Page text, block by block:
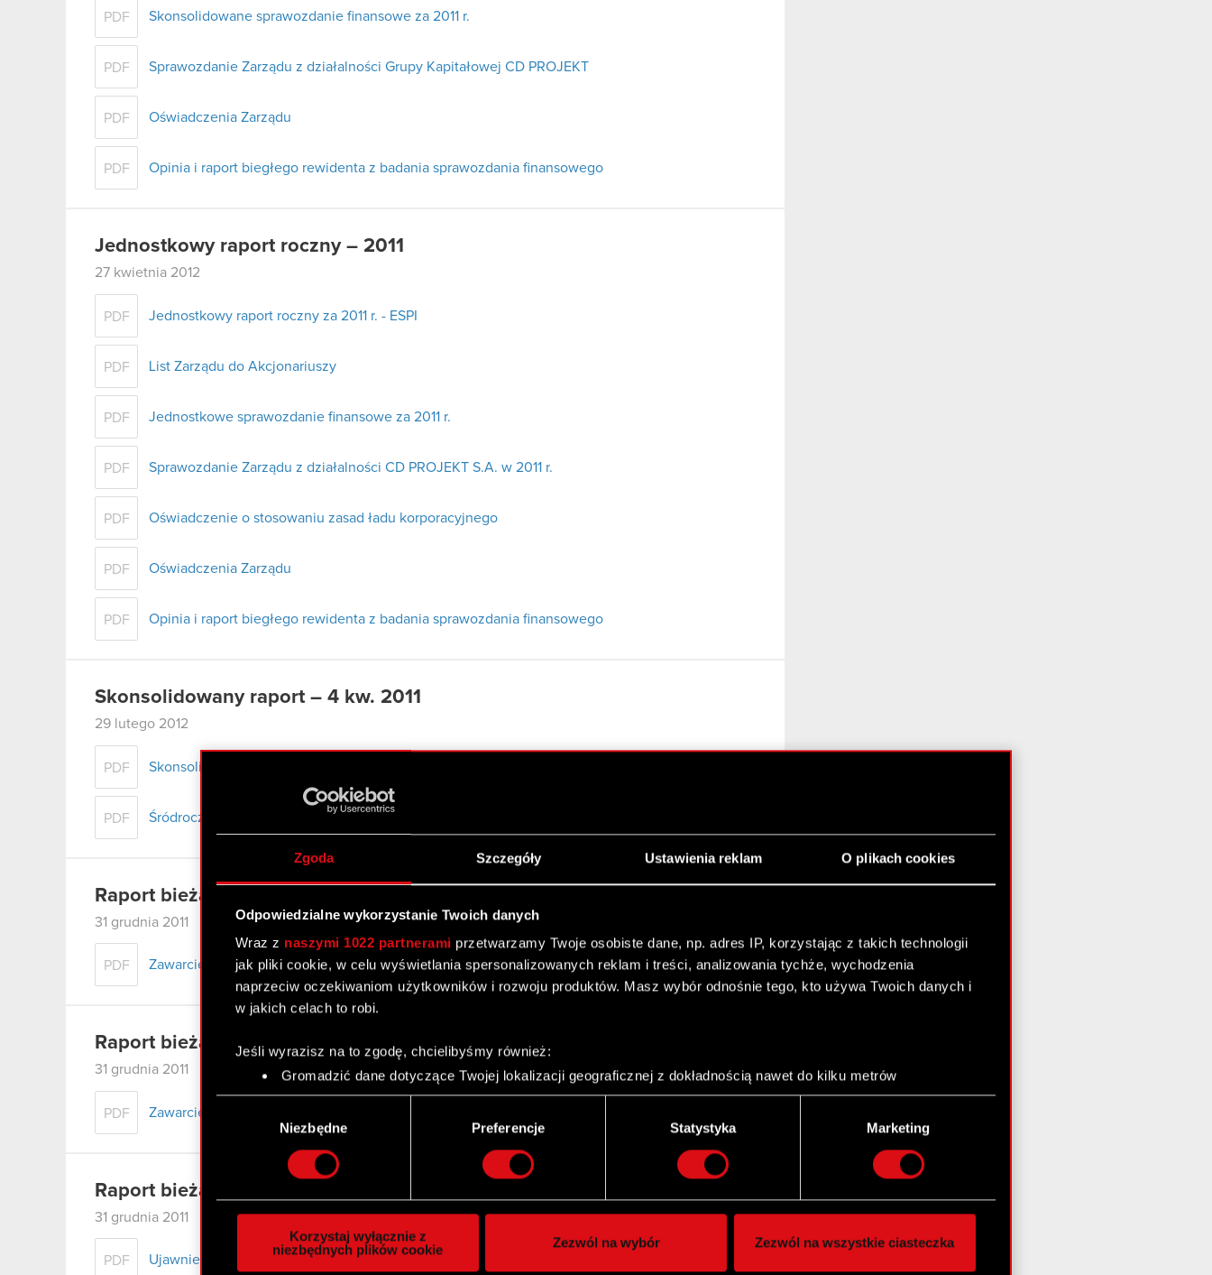
Zgoda Szczegóły Ustawienia reklam O plikach cookies
Odpowiedzialne wykorzystanie Twoich danych
Wraz z naszymi 1022 partnerami przetwarzamy Twoje osobiste dane, np. adres IP, korzystając z takich technologii
jak pliki cookie, w celu wyświetlania spersonalizowanych reklam i treści, analizowania tychże, wychodzenia
naprzeciw oczekiwaniom użytkowników i rozwoju produktów. Masz wybór odnośnie tego, kto używa Twoich danych i
w jakich celach to robi.
Jeśli wyrazisz na to zgodę, chcielibyśmy również:
Gromadzić dane dotyczące Twojej lokalizacji geograficznej z dokładnością nawet do kilku metrów
Identyfikować Twoje urządzenie, aktywnie analizując charakteryzującego je zbiory danych (fingerprinting,
Dowiedz się więcej odnośnie tego, jak Twoje osobiste dane są przetwarzane oraz ustaw własne preferencje w
szczegółów . W Deklaracji plików cookie możesz zmienić lub wycofać swoją zgodę w dowolnej chwili.
Wykorzystujemy pliki cookie do spersonalizowania treści i reklam, aby oferować funkcje społecznościowe i
społecznościowym, reklamowym i analitycznym. Partnerzy mogą połączyć te informacje z innymi danymi
otrzymanymi od Ciebie lub uzyskanymi podczas korzystania z ich usług. Kontynuując korzystanie z naszej witryny,
Niezbędne Preferencje Statystyka Marketing
Korzystaj wyłącznie z
niezbędnych plików cookie
Zezwól na wybór Zezwól na wszystkie ciasteczka
PDF Skonsolidowane sprawozdanie finansowe za 2011 r.
PDF Sprawozdanie Zarządu z działalności Grupy Kapitałowej CD PROJEKT
PDF Oświadczenia Zarządu
PDF Opinia i raport biegłego rewidenta z badania sprawozdania finansowego
Jednostkowy raport roczny – 2011
27 kwietnia 2012
PDF Jednostkowy raport roczny za 2011 r. - ESPI
PDF List Zarządu do Akcjonariuszy
PDF Jednostkowe sprawozdanie finansowe za 2011 r.
PDF Sprawozdanie Zarządu z działalności CD PROJEKT S.A. w 2011 r.
PDF Oświadczenie o stosowaniu zasad ładu korporacyjnego
PDF Oświadczenia Zarządu
PDF Opinia i raport biegłego rewidenta z badania sprawozdania finansowego
Skonsolidowany raport – 4 kw. 2011
29 lutego 2012
PDF Skonsolidowany raport kwartalny Q4 2011
PDF Śródroczne skrócone skonsolidowane sprawozdanie finansowe za okres 01.10.2011 – 31.12.2011
Raport bieżący nr 79/2011
31 grudnia 2011
PDF Zawarcie aneksów do umów pożyczek z akcjonariuszami Spółki
Raport bieżący nr 78/2011
31 grudnia 2011
PDF Zawarcie aneksu do znaczącej umowy
Raport bieżący nr 77/2011
31 grudnia 2011
PDF Ujawnienie informacji dotyczącej umowy znaczącej